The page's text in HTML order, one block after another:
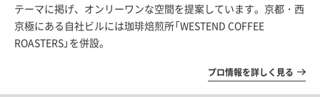
テーマに掲げ、オンリーワンな空間を提案しています。京都・西
京極にある自社ビルには珈琲焙煎所「WESTEND COFFEE
ROASTERS」を併設。
プロ情報を詳しく見る